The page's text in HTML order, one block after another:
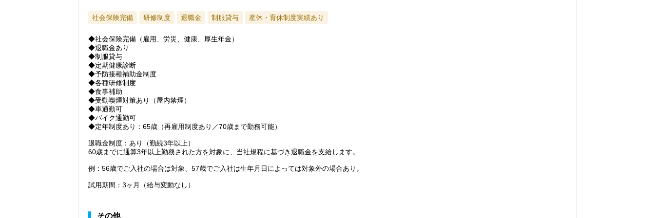
社会保険完備 研修制度 退職金 制服貸与 産休・育休制度実績あり
◆社会保険完備（雇用、労災、健康、厚生年金）
◆退職金あり
◆制服貸与
◆定期健康診断
◆予防接種補助金制度
◆各種研修制度
◆食事補助
◆受動喫煙対策あり（屋内禁煙）
◆車通勤可
◆バイク通勤可
◆定年制度あり：65歳（再雇用制度あり／70歳まで勤務可能）
退職金制度：あり（勤続3年以上）
60歳までに通算3年以上勤務された方を対象に、当社規程に基づき退職金を支給します。
例：56歳でご入社の場合は対象、57歳でご入社は生年月日によっては対象外の場合あり。
試用期間：3ヶ月（給与変動なし）
その他